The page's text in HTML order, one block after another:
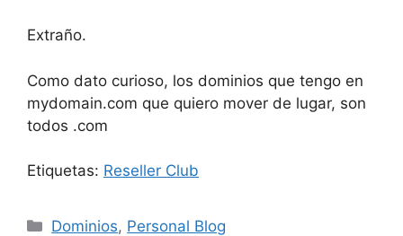
Extraño.
Como dato curioso, los dominios que tengo en
mydomain.com que quiero mover de lugar, son
todos .com
Etiquetas: Reseller Club
Categorías
Dominios, Personal Blog